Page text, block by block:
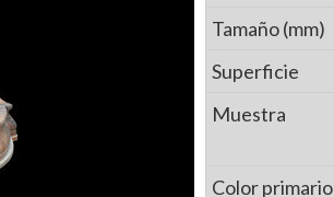
Tamaño (mm)
Superficie
Muestra
Color primario